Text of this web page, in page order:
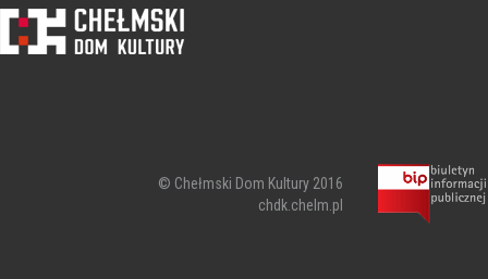
© Chełmski Dom Kultury 2016
chdk.chelm.pl